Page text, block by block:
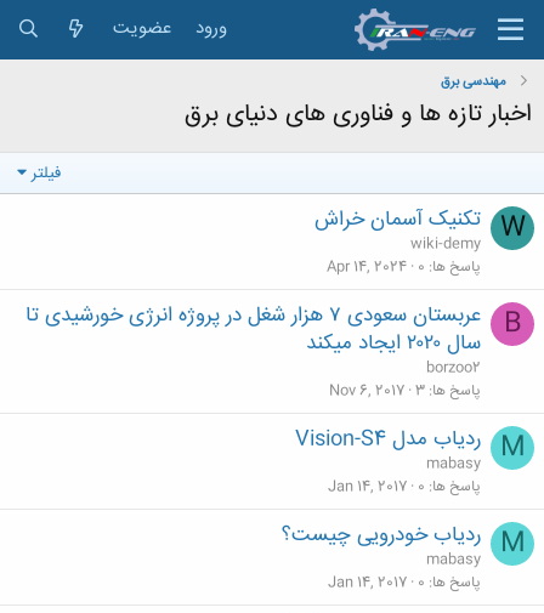
ورود عضویت
مهندسی برق
اخبار تازه ها و فناوری های دنیای برق
فیلتر
W تکنیک آسمان خراش
wiki-demy
پاسخ ها 0
Apr 14, 2024
B
عربستان سعودی ۷ هزار شغل در پروژه انرژی خورشیدی تا
سال ۲۰۲۰ ایجاد میکند
borzoo2
پاسخ ها 3
Nov 6, 2017
M ردیاب مدل Vision-S4
mabasy
پاسخ ها 0
Jan 14, 2017
M ردیاب خودرویی چیست؟
mabasy
پاسخ ها 0
Jan 14, 2017